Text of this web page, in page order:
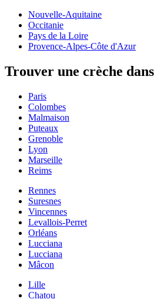
Nouvelle-Aquitaine
Occitanie
Pays de la Loire
Provence-Alpes-Côte d'Azur
Trouver une crèche
Paris
Colombes
Malmaison
Puteaux
Grenoble
Lyon
Marseille
Reims
Rennes
Suresnes
Vincennes
Levallois-Perret
Orléans
Lucciana
Lucciana
Mâcon
Lille
Chatou